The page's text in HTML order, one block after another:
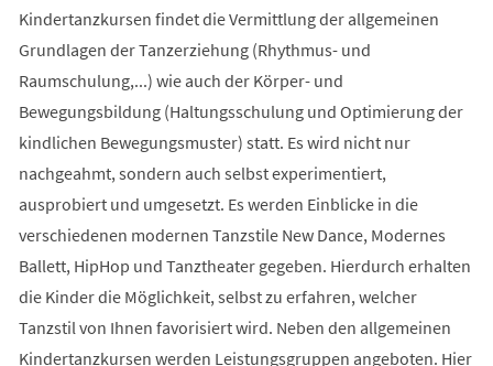
Kindertanzkursen findet die Vermittlung der allgemeinen
Grundlagen der Tanzerziehung (Rhythmus- und
Raumschulung,...) wie auch der Körper- und
Bewegungsbildung (Haltungsschulung und Optimierung der
kindlichen Bewegungsmuster) statt. Es wird nicht nur
nachgeahmt, sondern auch selbst experimentiert,
ausprobiert und umgesetzt. Es werden Einblicke in die
verschiedenen modernen Tanzstile New Dance, Modernes
Ballett, HipHop und Tanztheater gegeben. Hierdurch erhalten
die Kinder die Möglichkeit, selbst zu erfahren, welcher
Tanzstil von Ihnen favorisiert wird. Neben den allgemeinen
Kindertanzkursen werden Leistungsgruppen angeboten. Hier